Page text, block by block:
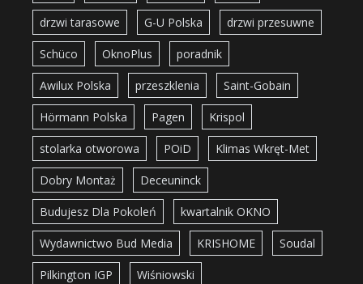
drzwi tarasowe G-U Polska drzwi przesuwne
Schüco OknoPlus poradnik
Awilux Polska przeszklenia Saint-Gobain
Hörmann Polska Pagen Krispol
stolarka otworowa POiD Klimas Wkręt-Met
Dobry Montaż Deceuninck
Budujesz Dla Pokoleń kwartalnik OKNO
Wydawnictwo Bud Media KRISHOME Soudal
Pilkington IGP Wiśniowski